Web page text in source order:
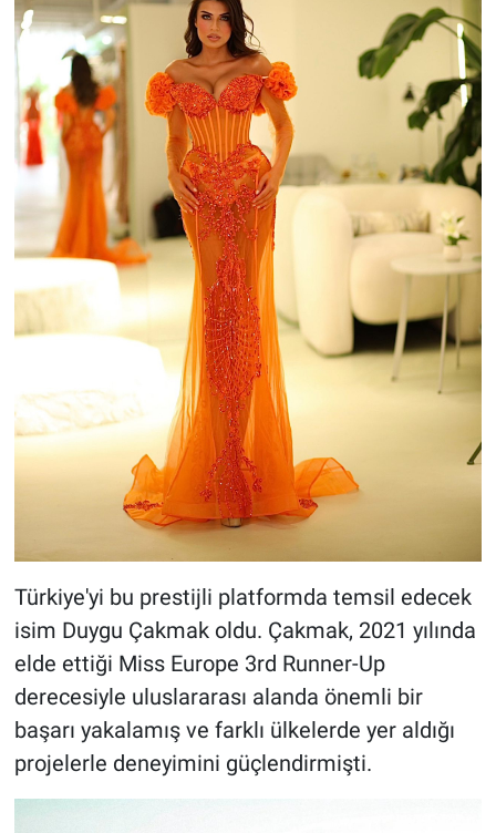
Türkiye'yi bu prestijli platformda temsil edecek
isim Duygu Çakmak oldu. Çakmak, 2021 yılında
elde ettiği Miss Europe 3rd Runner-Up
derecesiyle uluslararası alanda önemli bir
başarı yakalamış ve farklı ülkelerde yer aldığı
projelerle deneyimini güçlendirmişti.